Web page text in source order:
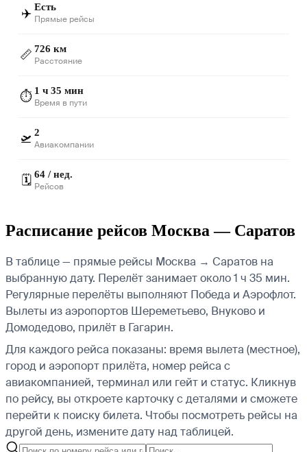
✈️ Есть
Прямые рейсы
📏 726 км
Расстояние
⏱️ 1 ч 35 мин
Время в пути
🛫 2
Авиакомпании
🗓️ 64 / нед.
Рейсов
Расписание рейсов Москва — Саратов
В таблице — прямые рейсы Москва → Саратов на
выбранную дату. Перелёт занимает около 1 ч 35 мин.
Регулярные перелёты выполняют Победа и Аэрофлот.
Вылеты из аэропортов Шереметьево, Внуково и
Домодедово, прилёт в Гагарин.
Для каждого рейса показаны: время вылета (местное),
город и аэропорт прилёта, номер рейса с
авиакомпанией, терминал или гейт и статус. Кликнув
по рейсу, вы откроете карточку с деталями и сможете
перейти к поиску билета. Чтобы посмотреть рейсы на
другой день, измените дату над таблицей.